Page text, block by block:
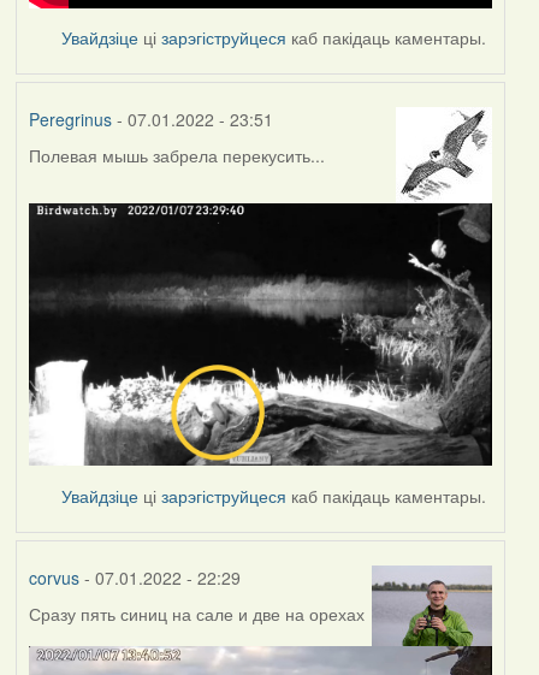
Увайдзіце цізарэгіструйцеся каб пакідаць каментары.
Peregrinus- 07.01.2022 - 23:51
Полевая мышь забрела перекусить...
Увайдзіце цізарэгіструйцеся каб пакідаць каментары.
corvus- 07.01.2022 - 22:29
Сразу пять синиц на сале и две на орехах